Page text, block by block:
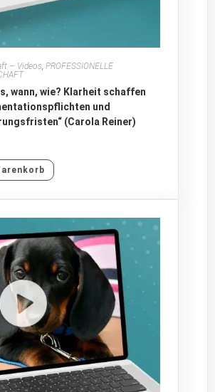
– Videos,PROFESSIONELLE
wann, wie? Klarheit schaffen
und
(Carola Reiner)